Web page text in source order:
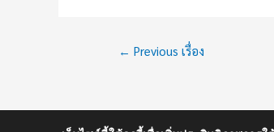
← Previous เรื่อง